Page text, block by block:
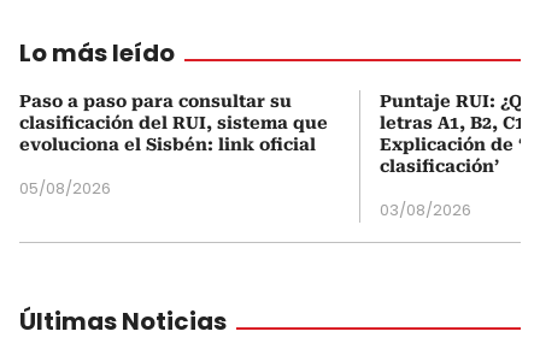
Lo más leído
Paso a paso para consultar su
clasificación del RUI, sistema que
evoluciona el Sisbén: link oficial
05/08/2026
Puntaje RUI:
letras A1, B2, C1
Explicación de
clasificación’
03/08/2026
Últimas Noticias